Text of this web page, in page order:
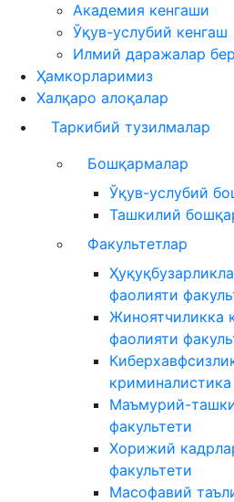
Академия кенгаши
Ўқув-услубий кенгаш
Илмий даражалар
Ҳамкорларимиз
Халқаро алоқалар
Таркибий тузилмалар
Бошқармалар
Ўқув-услубий
Ташкилий
Факультетлар
фаолияти
Жиноятчиликка
фаолияти
криминалистика
Маъмурий-
факультети
Хорижий
факультети
Масофавий